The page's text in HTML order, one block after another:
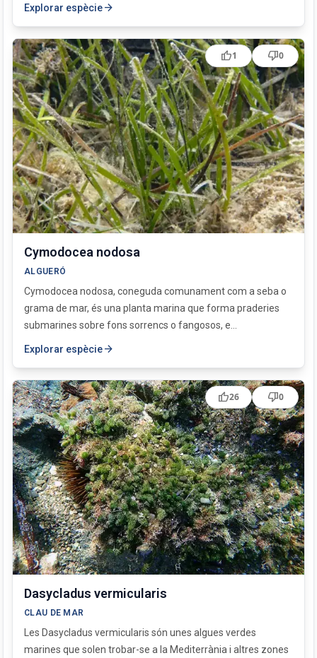
Explorar espèciearrow_forward
Cymodocea nodosa
ALGUERÓ
Cymodocea nodosa, coneguda comunament com a seba o
grama de mar, és una planta marina que forma praderies
submarines sobre fons sorrencs o fangosos, e...
Explorar espèciearrow_forward
thumb_up1 thumb_down0
Dasycladus vermicularis
CLAU DE MAR
Les Dasycladus vermicularis són unes algues verdes
marines que solen trobar-se a la Mediterrània i altres zones
thumb_up26 thumb_down0